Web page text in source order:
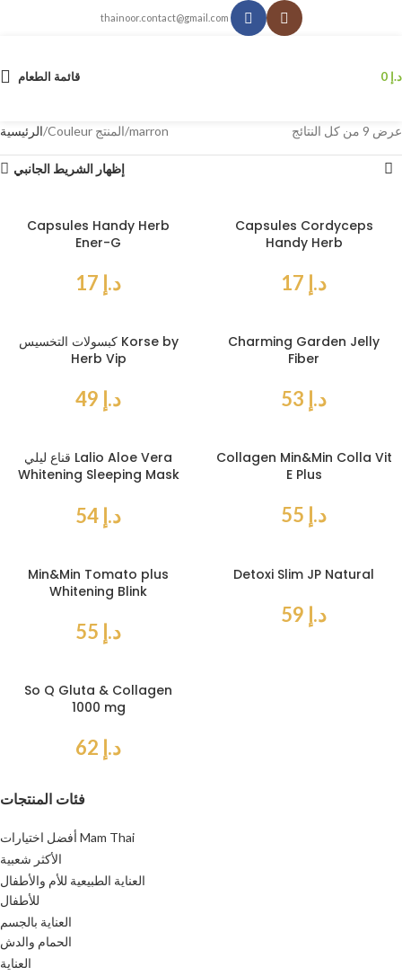
thainoor.contact@gmail.com
قائمة الطعام د.إ
فئات المنتجات
أفضل اختيارات Mam Thai
الأكثر شعبية
العناية الطبيعية للأم والأطفال
للأطفال
العناية بالجسم
الحمام والدش
العناية
الرئيسية Couleur المنتج marron عرض ⁦9⁩ من كل النتائج
إظهار الشريط الجانبي
Capsules Handy Herb
Ener-G
د.إ
Capsules Cordyceps
Handy Herb
د.إ
كبسولات التخسيس Korse by
Herb Vip
د.إ
Charming Garden Jelly
Fiber
د.إ
قناع ليلي Lalio Aloe Vera
Whitening Sleeping Mask
د.إ
Collagen Min&Min Colla Vit
E Plus
د.إ
Min&Min Tomato plus
Whitening Blink
د.إ
Detoxi Slim JP Natural
د.إ
So Q Gluta & Collagen
1000 mg
د.إ